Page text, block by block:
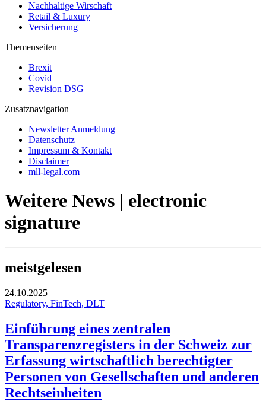
Nachhaltige Wirschaft
Retail & Luxury
Versicherung
Themenseiten
Brexit
Covid
Revision DSG
Zusatznavigation
Newsletter Anmeldung
Datenschutz
Impressum & Kontakt
Disclaimer
mll-legal.com
Weitere News | electronic
signature
meistgelesen
24.10.2025
Regulatory, FinTech, DLT
Einführung eines zentralen
Transparenzregisters in der Schweiz zur
Erfassung wirtschaftlich berechtigter
Personen von Gesellschaften und anderen
Rechtseinheiten